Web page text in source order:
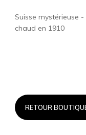
Suisse mystérieuse
chaud en 1910
RETOUR